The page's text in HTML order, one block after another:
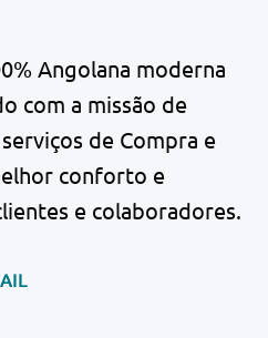
Angolana moderna
com a missão de
de Compra e
conforto e
e colaboradores.